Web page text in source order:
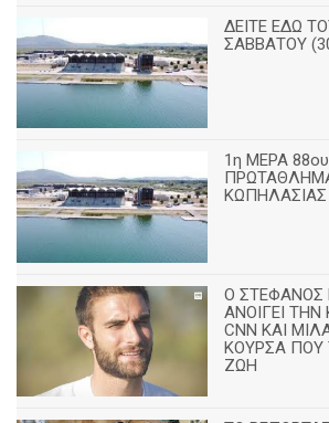
ΔΕΙΤΕ ΕΔΩ
ΣΑΒΒΑΤΟΥ
1η ΜΕΡΑ
ΚΩΠΗΛΑΣΙΑΣ
Ο ΣΤΕΦΑΝΟΣ
ΑΝΟΙΓΕΙ
CNN ΚΑΙ
ΚΟΥΡΣΑ ΠΟΥ
ΖΩΗ